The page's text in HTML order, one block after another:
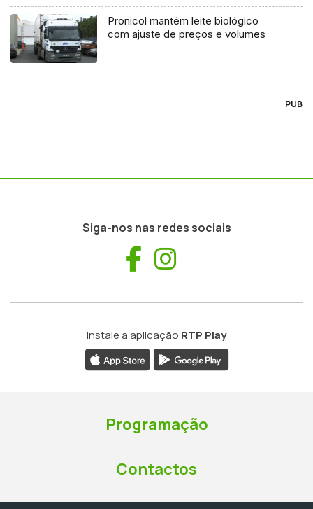
Pronicol mantém leite biológico
com ajuste de preços e volumes
PUB
Siga-nos nas redes sociais
Facebook
Instale a aplicação RTP Play
Programação
Contactos